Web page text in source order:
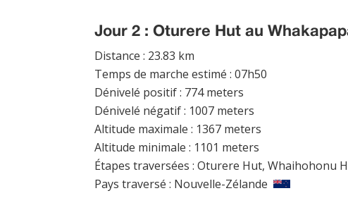
Jour 2 : Oturere Hut au
Distance : 23.83 km
Temps de marche estimé : 07h50
Dénivelé positif : 774 meters
Dénivelé négatif : 1007 meters
Altitude maximale : 1367 meters
Altitude minimale : 1101 meters
Étapes traversées : Oturere Hut, Whaihohonu
Pays traversé : Nouvelle-Zélande